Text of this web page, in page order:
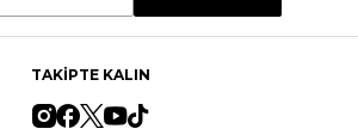
TAKİPTE KALIN